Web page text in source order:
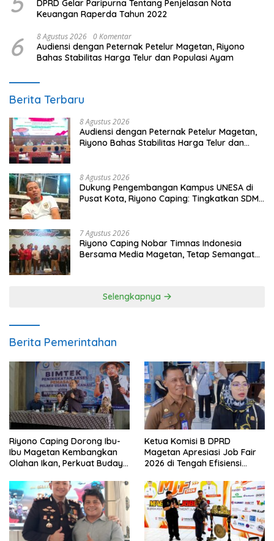
DPRD Gelar Paripurna Tentang Penjelasan Nota
Keuangan Raperda Tahun 2022
6 8 Agustus 2026 0 Komentar
Audiensi dengan Peternak Petelur Magetan, Riyono
Bahas Stabilitas Harga Telur dan Populasi Ayam
Berita Terbaru
8 Agustus 2026
Audiensi dengan Peternak Petelur Magetan,
Riyono Bahas Stabilitas Harga Telur dan
8 Agustus 2026
Dukung Pengembangan Kampus UNESA di
Pusat Kota, Riyono Caping: Tingkatkan SDM
7 Agustus 2026
Riyono Caping Nobar Timnas Indonesia
Bersama Media Magetan, Tetap Semangat
Selengkapnya
Berita Pemerintahan
Riyono Caping Dorong Ibu-
Ibu Magetan Kembangkan
Olahan Ikan, Perkuat Budaya
Ketua Komisi B DPRD
Magetan Apresiasi Job Fair
2026 di Tengah Efisiensi